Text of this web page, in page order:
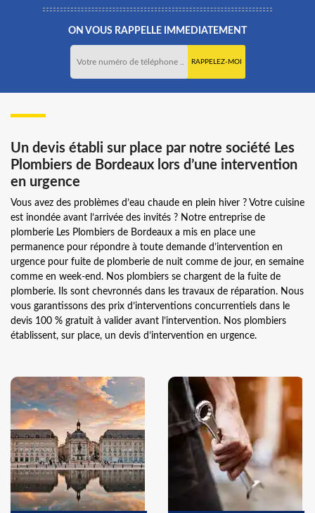
ON VOUS RAPPELLE IMMEDIATEMENT
Un devis établi sur place par notre société Les
Plombiers de Bordeaux lors d’une intervention
en urgence
Vous avez des problèmes d’eau chaude en plein hiver ? Votre cuisine
est inondée avant l’arrivée des invités ? Notre entreprise de
plomberie Les Plombiers de Bordeaux a mis en place une
permanence pour répondre à toute demande d’intervention en
urgence pour fuite de plomberie de nuit comme de jour, en semaine
comme en week-end. Nos plombiers se chargent de la fuite de
plomberie. Ils sont chevronnés dans les travaux de réparation. Nous
vous garantissons des prix d’interventions concurrentiels dans le
devis 100 % gratuit à valider avant l’intervention. Nos plombiers
établissent, sur place, un devis d’intervention en urgence.